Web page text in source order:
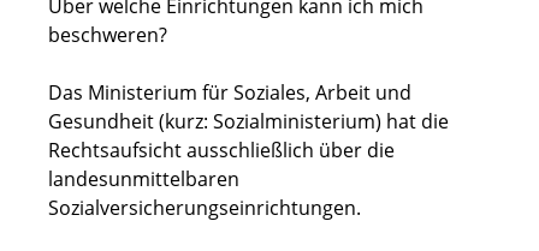
Über welche Einrichtungen kann ich mich
beschweren?
Das Ministerium für Soziales, Arbeit und
Gesundheit (kurz: Sozialministerium) hat die
Rechtsaufsicht ausschließlich über die
landesunmittelbaren
Sozialversicherungseinrichtungen.